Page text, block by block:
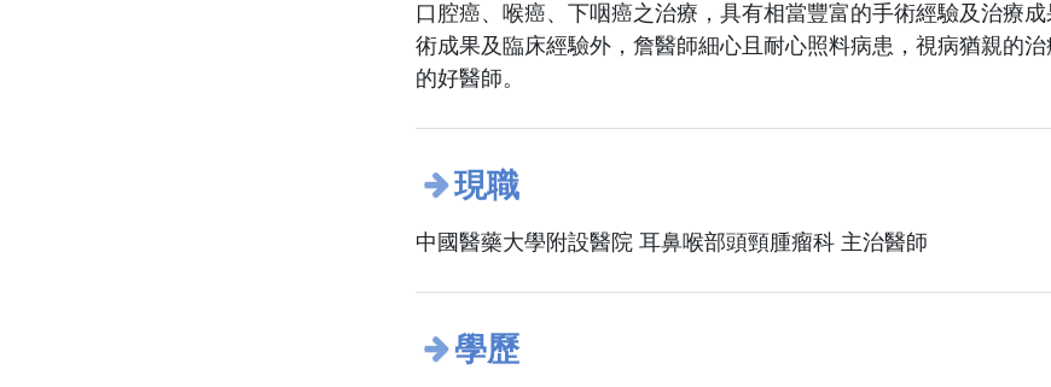
口腔癌、喉癌、下咽癌之治療，具有相當豐富的手術經驗及治療
術成果及臨床經驗外，詹醫師細心且耐心照料病患，視病猶親的
的好醫師。
現職
中國醫藥大學附設醫院 耳鼻喉部頭頸腫瘤科 主治醫師
學歷